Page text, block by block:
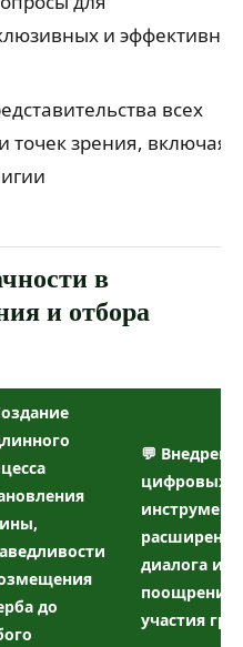
и
всех
точек зрения, включая
в
и отбора
до
💬
цифровых
расширения
диалога и
поощрения
участия